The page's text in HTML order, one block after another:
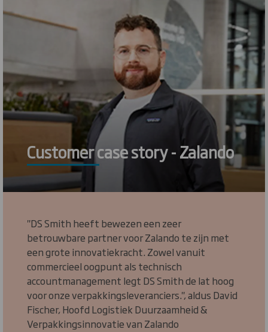
Customer case story - Zalando
"DS Smith heeft bewezen een zeer
betrouwbare partner voor Zalando te zijn met
een grote innovatiekracht. Zowel vanuit
commercieel oogpunt als technisch
accountmanagement legt DS Smith de lat hoog
voor onze verpakkingsleveranciers.", aldus David
Fischer, Hoofd Logistiek Duurzaamheid &
Verpakkingsinnovatie van Zalando